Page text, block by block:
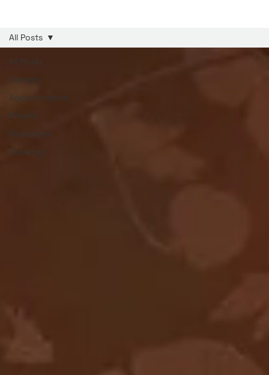
All Posts
Dialoghi
Appuntamenti
Ritratti
Redazione
Catalogo
All Posts